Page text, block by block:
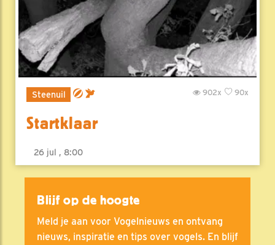
Steenuil 90x
902x
Startklaar
26 jul , 8:00
Blijf op de hoogte
Meld je aan voor Vogelnieuws en ontvang
nieuws, inspiratie en tips over vogels. En blijf